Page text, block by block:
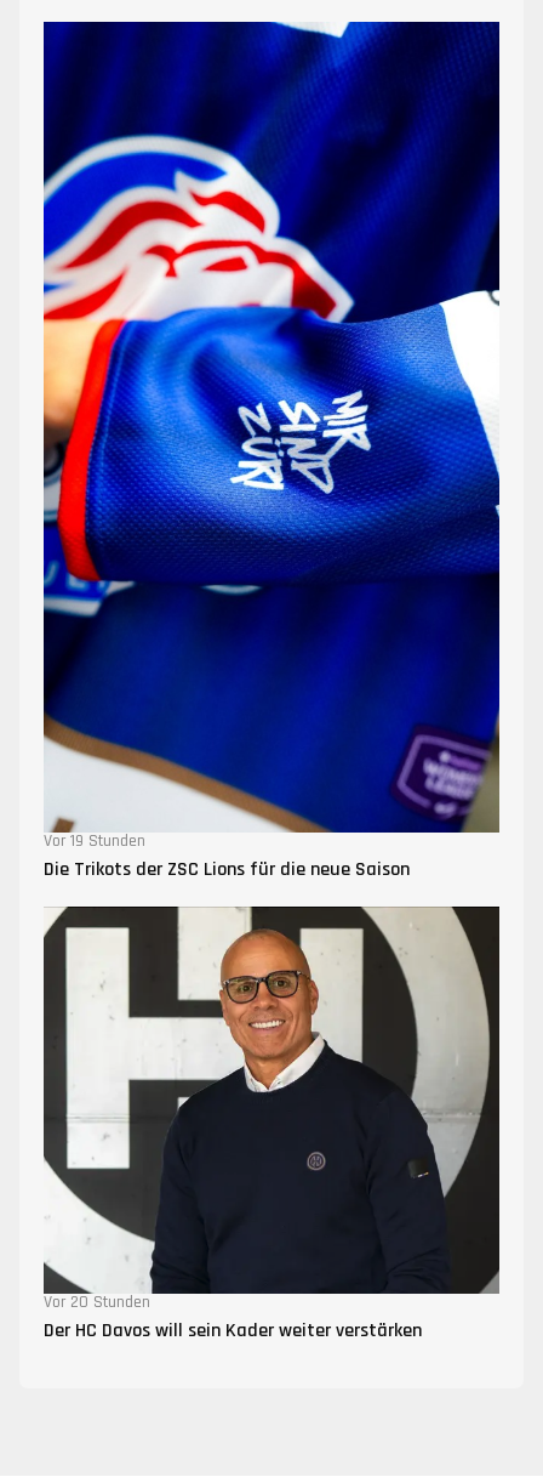
Vor 19 Stunden
Die Trikots der ZSC Lions für die neue Saison
Vor 20 Stunden
Der HC Davos will sein Kader weiter verstärken